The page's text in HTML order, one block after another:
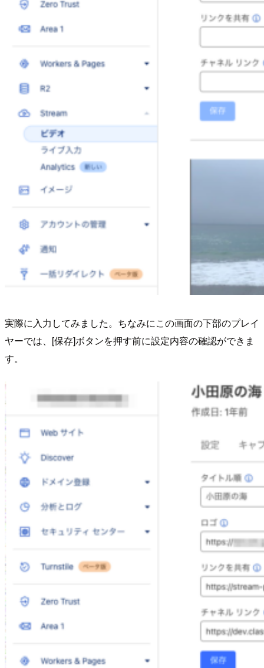
実際に入力してみました。ちなみにこの画面の下部のプレイ
ヤーでは、[保存]ボタンを押す前に設定内容の確認ができま
す。